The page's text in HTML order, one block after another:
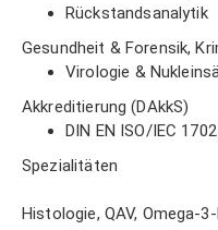
Rückstandsanalytik
Gesundheit & Forensik,
Virologie &
Akkreditierung (DAkkS)
DIN EN ISO/IEC
Spezialitäten
Histologie, QAV, Omega-